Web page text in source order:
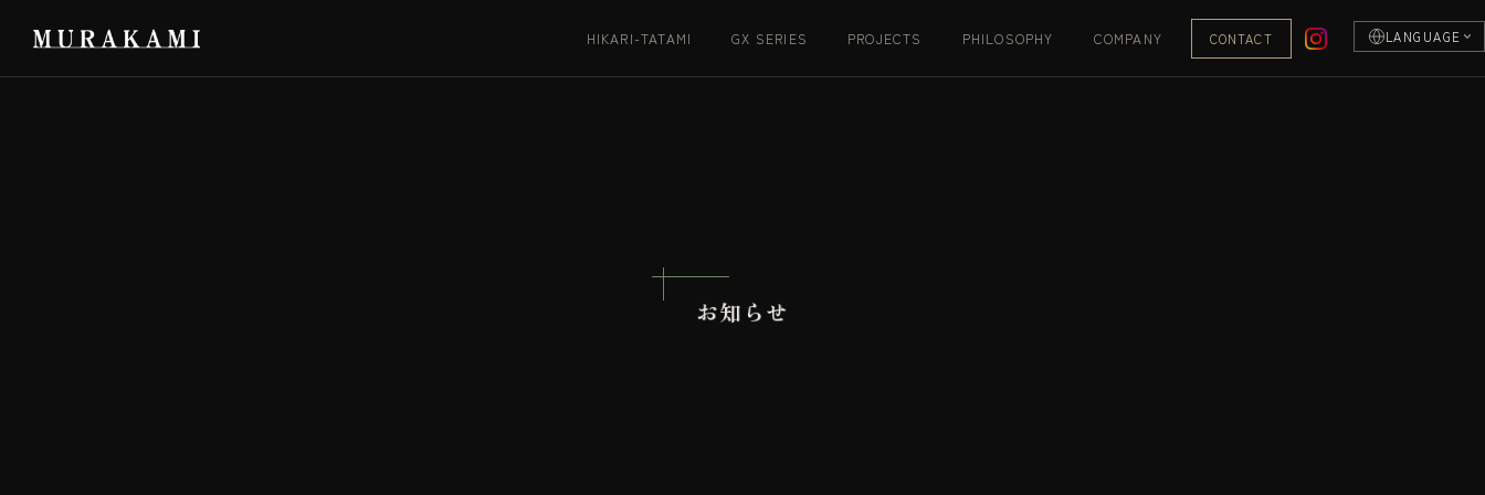
HIKARI-TATAMI GX SERIES PROJECTS PHILOSOPHY COMPANY CONTACT LANGUAGE
お知 らせ